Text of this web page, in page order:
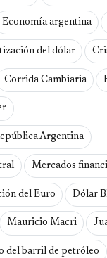
Economía argentina
del dólar
Corrida Cambiaria
Argentina
Mercados
del Euro Dólar
Mauricio Macri
del barril de petróleo